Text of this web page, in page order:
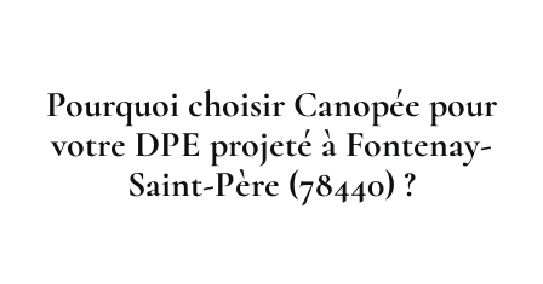
Pourquoi choisir Canopée pour
votre DPE projeté à Fontenay-
Saint-Père (78440) ?